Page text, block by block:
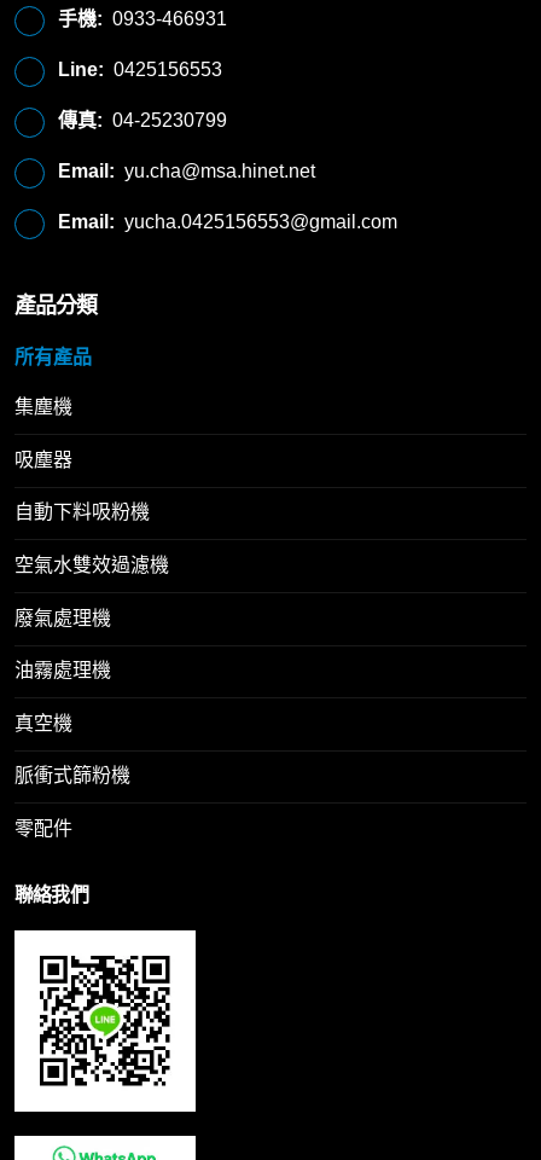
手機: 0933-466931
Line: 0425156553
傳真: 04-25230799
Email: yu.cha@msa.hinet.net
Email: yucha.0425156553@gmail.com
產品分類
所有產品
集塵機
吸塵器
自動下料吸粉機
空氣水雙效過濾機
廢氣處理機
油霧處理機
真空機
脈衝式篩粉機
零配件
聯絡我們